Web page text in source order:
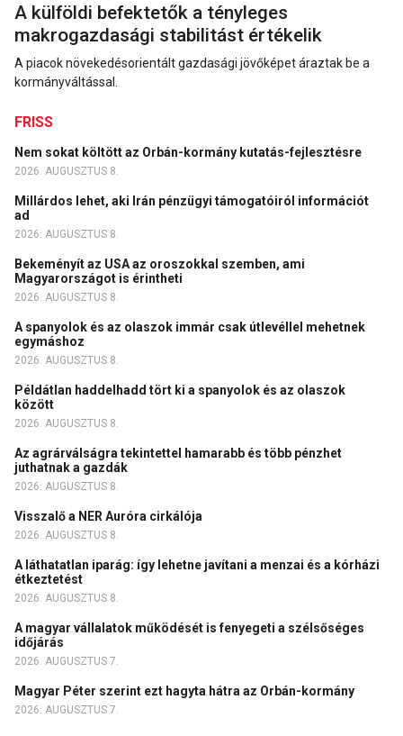
A külföldi befektetők a tényleges
makrogazdasági stabilitást értékelik
A piacok növekedésorientált gazdasági jövőképet áraztak be a
kormányváltással.
FRISS
Nem sokat költött az Orbán-kormány kutatás-fejlesztésre
2026. AUGUSZTUS 8.
Millárdos lehet, aki Irán pénzügyi támogatóiról információt
ad
2026. AUGUSZTUS 8.
Bekeményít az USA az oroszokkal szemben, ami
Magyarországot is érintheti
2026. AUGUSZTUS 8.
A spanyolok és az olaszok immár csak útlevéllel mehetnek
egymáshoz
2026. AUGUSZTUS 8.
Példátlan haddelhadd tört ki a spanyolok és az olaszok
között
2026. AUGUSZTUS 8.
Az agrárválságra tekintettel hamarabb és több pénzhet
juthatnak a gazdák
2026. AUGUSZTUS 8.
Visszalő a NER Auróra cirkálója
2026. AUGUSZTUS 8.
A láthatatlan iparág: így lehetne javítani a menzai és a kórházi
étkeztetést
2026. AUGUSZTUS 8.
A magyar vállalatok működését is fenyegeti a szélsőséges
időjárás
2026. AUGUSZTUS 7.
Magyar Péter szerint ezt hagyta hátra az Orbán-kormány
2026. AUGUSZTUS 7.